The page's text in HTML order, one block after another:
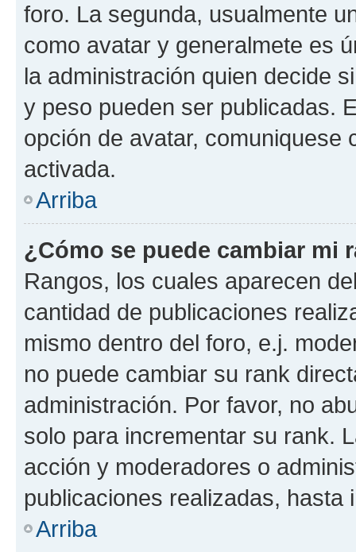
foro. La segunda, usualmente
como avatar y generalmete es
la administración quien decide
y peso pueden ser publicadas.
opción de avatar, comuniquese
activada.
Arriba
¿Cómo se puede cambiar mi
Rangos, los cuales aparecen
cantidad de publicaciones
mismo dentro del foro, e.j.
no puede cambiar su rank
administración. Por favor, no
solo para incrementar su rank.
acción y moderadores o
publicaciones realizadas, hasta
Arriba